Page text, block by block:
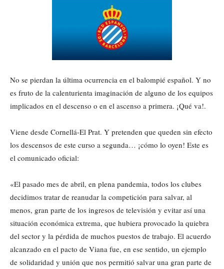
No se pierdan la última ocurrencia en el balompié español. Y no
es fruto de la calenturienta imaginación de alguno de los equipos
implicados en el descenso o en el ascenso a primera. ¡Qué va!.
Viene desde Cornellá-El Prat. Y pretenden que queden sin efecto
los descensos de este curso a segunda… ¡cómo lo oyen! Este es
el comunicado oficial:
«El pasado mes de abril, en plena pandemia, todos los clubes
decidimos tratar de reanudar la competición para salvar, al
menos, gran parte de los ingresos de televisión y evitar así una
situación económica extrema, que hubiera provocado la quiebra
del sector y la pérdida de muchos puestos de trabajo. El acuerdo
alcanzado en el pacto de Viana fue, en ese sentido, un ejemplo
de solidaridad y unión que nos permitió salvar una gran parte de